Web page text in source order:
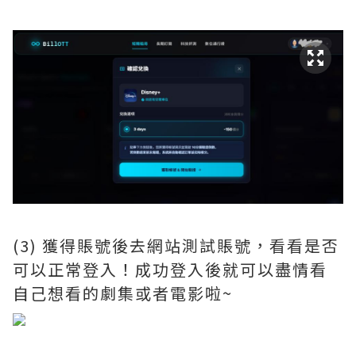
(3) 獲得賬號後去網站測試賬號，看看是否
可以正常登入！成功登入後就可以盡情看
自己想看的劇集或者電影啦~